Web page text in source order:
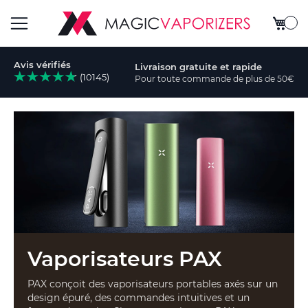
Basculer
la
navigation
Mon
Avis vérifiés
(10145)
Livraison gratuite et rapide
Pour toute commande de plus de 50€
Vaporisateurs PAX
PAX conçoit des vaporisateurs portables axés sur un
design épuré, des commandes intuitives et un